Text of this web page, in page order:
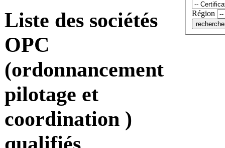
Liste des sociétés
OPC
(ordonnancement
pilotage et
coordination )
qualifiés
Région